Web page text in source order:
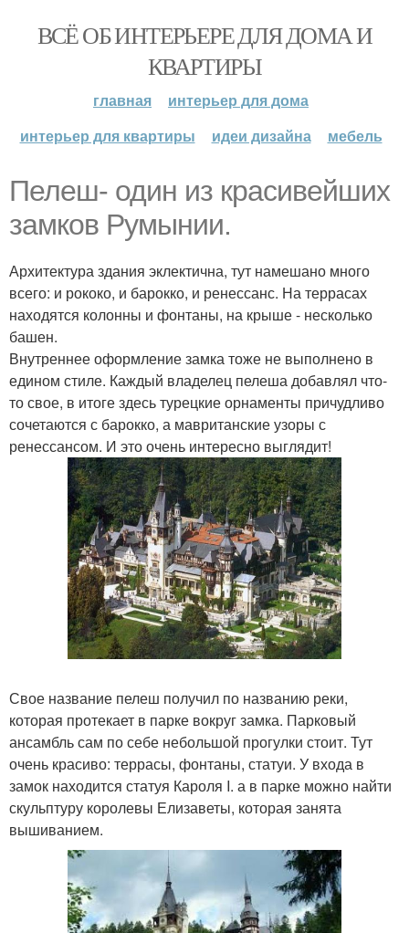
ВСЁ ОБ ИНТЕРЬЕРЕ ДЛЯ ДОМА И
КВАРТИРЫ
главная
интерьер для дома
интерьер для квартиры
идеи дизайна мебель
Пелеш- один из красивейших
замков Румынии.
Архитектура здания эклектична, тут намешано много
всего: и рококо, и барокко, и ренессанс. На террасах
находятся колонны и фонтаны, на крыше - несколько
башен.
Внутреннее оформление замка тоже не выполнено в
едином стиле. Каждый владелец пелеша добавлял что-
то свое, в итоге здесь турецкие орнаменты причудливо
сочетаются с барокко, а мавританские узоры с
ренессансом. И это очень интересно выглядит!
Свое название пелеш получил по названию реки,
которая протекает в парке вокруг замка. Парковый
ансамбль сам по себе небольшой прогулки стоит. Тут
очень красиво: террасы, фонтаны, статуи. У входа в
замок находится статуя Кароля I. а в парке можно найти
скульптуру королевы Елизаветы, которая занята
вышиванием.